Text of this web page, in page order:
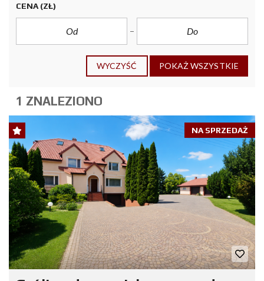
CENA (ZŁ)
WYCZYŚĆ POKAŻ WSZYSTKIE
1 ZNALEZIONO
NA SPRZEDAŻ